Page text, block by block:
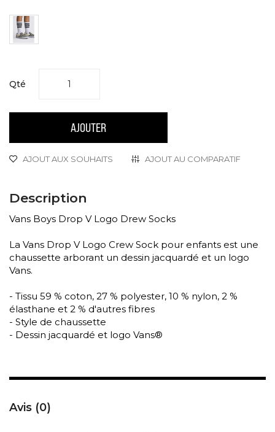
Qté
AJOUTER
AJOUT AUX SOUHAITS AJOUT AU COMPARATIF
Description
Vans Boys Drop V Logo Drew Socks
La Vans Drop V Logo Crew Sock pour enfants est une
chaussette arborant un dessin jacquardé et un logo
Vans.
- Tissu 59 % coton, 27 % polyester, 10 % nylon, 2 %
élasthane et 2 % d'autres fibres
- Style de chaussette
- Dessin jacquardé et logo Vans®
Avis (0)